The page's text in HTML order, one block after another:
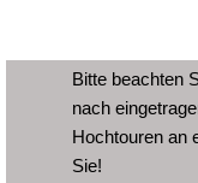
Bitte beachten
nach
Hochtouren an
Sie!